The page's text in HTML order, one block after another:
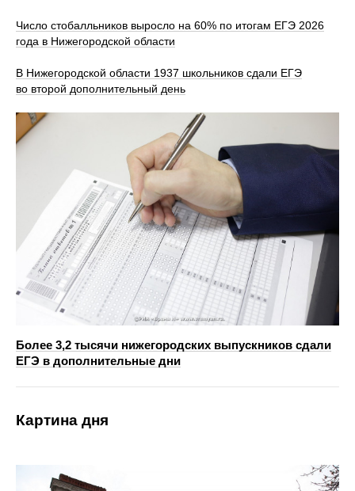
Число стобалльников выросло на 60% по итогам ЕГЭ 2026
года в Нижегородской области
В Нижегородской области 1937 школьников сдали ЕГЭ
во второй дополнительный день
Более 3,2 тысячи нижегородских выпускников сдали
ЕГЭ в дополнительные дни
Картина дня